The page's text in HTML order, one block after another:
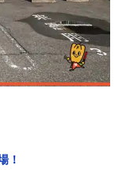
！